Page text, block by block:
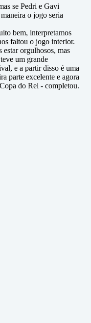
se Pedri e Gavi
o jogo seria
bem, interpretamos
faltou o jogo interior.
estar orgulhosos, mas
um grande
e a partir disso é uma
parte excelente e agora
do Rei - completou.